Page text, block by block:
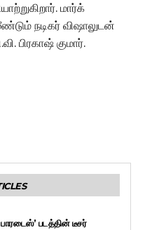
மார்க்
நடிகர் விஷாலுடன்
பிரகாஷ் குமார்.
பாரடைஸ்’ படத்தின் டீசர்